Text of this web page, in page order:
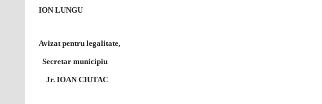
ION LUNGU
Avizat pentru legalitate,
Secretar municipiu
Jr. IOAN CIUTAC